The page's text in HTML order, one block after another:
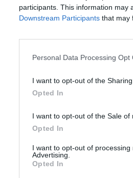
participants. This information may
Downstream Participants that may
Personal Data Processing Opt
I want to opt-out of the
Opted In
I want to opt-out of the Sale of
Opted In
I want to opt-out of
Advertising.
Opted In